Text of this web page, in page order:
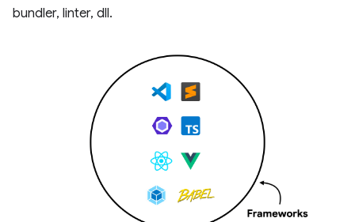
bundler, linter, dll.